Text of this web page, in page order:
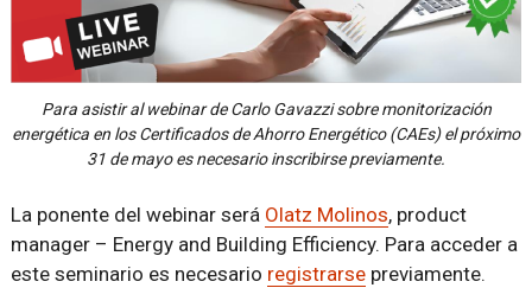
Para asistir al webinar de Carlo Gavazzi sobre monitorización
energética en los Certificados de Ahorro Energético (CAEs) el próximo
31 de mayo es necesario inscribirse previamente.
La ponente del webinar será Olatz Molinos, product
manager – Energy and Building Efficiency. Para acceder a
este seminario es necesario registrarsepreviamente.